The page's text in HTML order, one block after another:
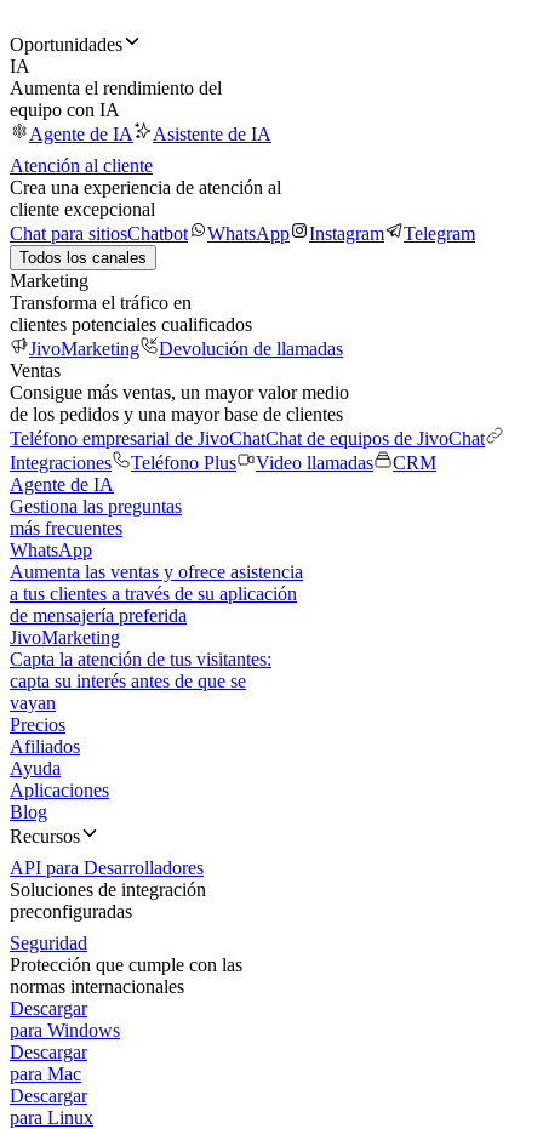
Oportunidades
IA
Aumenta el rendimiento del
equipo con IA
Agente de IA
Asistente de IA
Atención al cliente
Crea una experiencia de atención al
cliente excepcional
Chat para sitiosChatbot WhatsApp Instagram Telegram
Todos los canales
Marketing
Transforma el tráfico en
clientes potenciales cualificados
JivoMarketing
Devolución de llamadas
Ventas
Consigue más ventas, un mayor valor medio
de los pedidos y una mayor base de clientes
Teléfono empresarial de JivoChatChat de equipos de JivoChat
Integraciones
Teléfono Plus Video llamadas
CRM
Agente de IA
Gestiona las preguntas
más frecuentes
WhatsApp
Aumenta las ventas y ofrece asistencia
a tus clientes a través de su aplicación
de mensajería preferida
JivoMarketing
Capta la atención de tus visitantes:
capta su interés antes de que se
vayan
Precios
Afiliados
Ayuda
Aplicaciones
Blog
Recursos
API para Desarrolladores
Soluciones de integración
preconfiguradas
Seguridad
Protección que cumple con las
normas internacionales
Descargar
para Windows
Descargar
para Mac
Descargar
para Linux